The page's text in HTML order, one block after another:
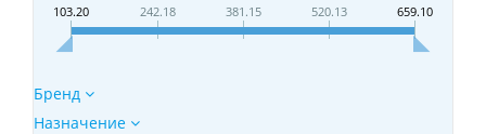
103.20 242.18 381.15 520.13 659.10
Бренд
Назначение